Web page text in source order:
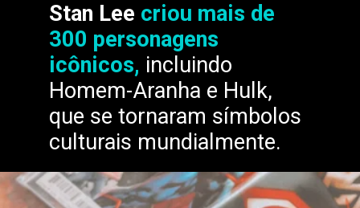
Stan Lee criou mais de
300 personagens
icônicos, incluindo
Homem-Aranha e Hulk,
que se tornaram símbolos
culturais mundialmente.